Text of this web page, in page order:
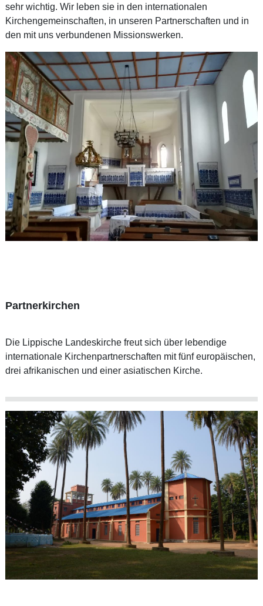
sehr wichtig. Wir leben sie in den internationalen
Kirchengemeinschaften, in unseren Partnerschaften und in
den mit uns verbundenen Missionswerken.
Partnerkirchen
Die Lippische Landeskirche freut sich über lebendige
internationale Kirchenpartnerschaften mit fünf europäischen,
drei afrikanischen und einer asiatischen Kirche.